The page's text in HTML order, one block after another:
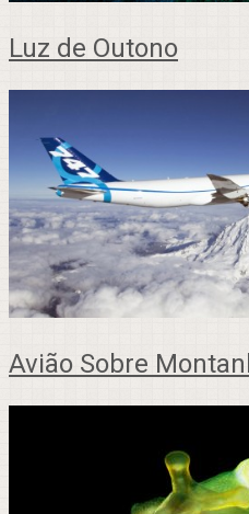
Luz de Outono
Avião Sobre